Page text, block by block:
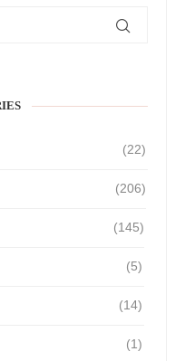
(22)
(206)
(145)
(5)
(14)
(1)